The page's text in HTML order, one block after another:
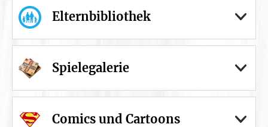
Elternbibliothek
Spielegalerie
Comics und Cartoons